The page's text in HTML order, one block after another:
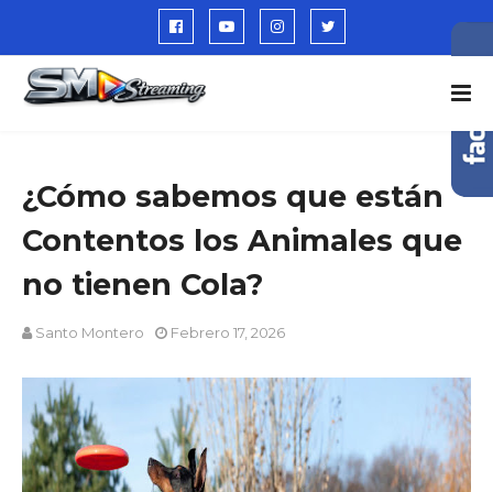
¿Cómo sabemos que están
Contentos los Animales que
no tienen Cola?
Santo Montero Febrero 17, 2026